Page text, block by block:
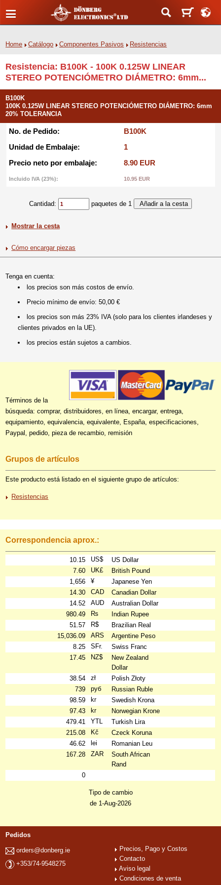
Home Catálogo Componentes Pasivos Resistencias
Resistencia: B100K - 100K 0.125W LINEAR
STEREO POTENCIÓMETRO DIÁMETRO: 6mm...
B100K
100K 0.125W LINEAR STEREO POTENCIÓMETRO DIÁMETRO: 6mm
20% TOLERANCIA
No. de Pedido:
B100K
Unidad de Embalaje:
1
Precio neto por embalaje:
8.90 EUR
Incluido IVA (23%): 10.95 EUR
Cantidad: paquetes de 1
Mostrar la cesta
Cómo encargar piezas
Tenga en cuenta:
los precios son más costos de envío.
Precio mínimo de envío: 50,00 €
los precios son más 23% IVA (solo para los clientes irlandeses y
clientes privados en la UE).
los precios están sujetos a cambios.
Términos de la
búsqueda: comprar, distribuidores, en línea, encargar, entrega,
equipamiento, equivalencia, equivalente, España, especificaciones,
Paypal, pedido, pieza de recambio, remisión
Grupos de artículos
Este producto está listado en el siguiente grupo de artículos:
Resistencias
Correspondencia aprox.:
10.15 US$
US Dollar
7.60
UK£
British Pound
1,656
¥
Japanese Yen
14.30
CAD
Canadian Dollar
14.52
AUD
Australian Dollar
980.49
₨
Indian Rupee
51.57
R$
Brazilian Real
15,036.09
ARS
Argentine Peso
8.25
SFr.
Swiss Franc
17.45
NZ$
New Zealand
Dollar
38.54
zł
Polish Złoty
739
руб
Russian Ruble
98.59
kr
Swedish Krona
97.43
kr
Norwegian Krone
479.41
YTL
Turkish Lira
215.08
Kč
Czeck Koruna
46.62
lei
Romanian Leu
167.28
ZAR
South African
Rand
0
Tipo de cambio
de 1-Aug-2026
Pedidos
orders@donberg.ie
+353/74-9548275
Precios, Pago y Costos
Contacto
Aviso legal
Condiciones de venta